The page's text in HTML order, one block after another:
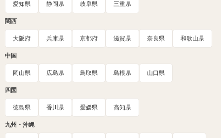
愛知県 静岡県 岐阜県 三重県
関西
大阪府 兵庫県 京都府 滋賀県 奈良県 和歌山県
中国
岡山県 広島県 鳥取県 島根県 山口県
四国
徳島県 香川県 愛媛県 高知県
九州・沖縄